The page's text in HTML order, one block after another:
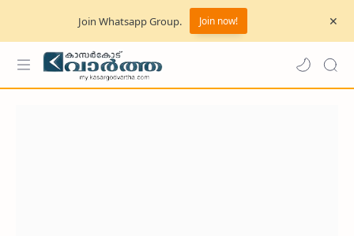
Join Whatsapp Group. Join now!